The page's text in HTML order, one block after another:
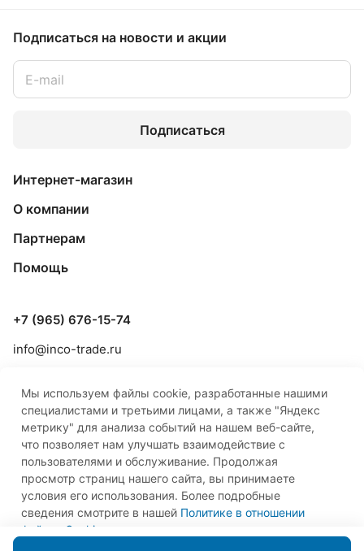
Подписаться на новости и акции
Подписаться
Интернет-магазин
О компании
Партнерам
Помощь
+7 (965) 676-15-74
info@inco-trade.ru
© 2026 ООО «Инко-Трейд»
Мы используем файлы cookie, разработанные нашими
специалистами и третьими лицами, а также "Яндекс
метрику" для анализа событий на нашем веб-сайте,
что позволяет нам улучшать взаимодействие с
пользователями и обслуживание. Продолжая
просмотр страниц нашего сайта, вы принимаете
условия его использования. Более подробные
сведения смотрите в нашей Политике в отношении
файлов Cookie